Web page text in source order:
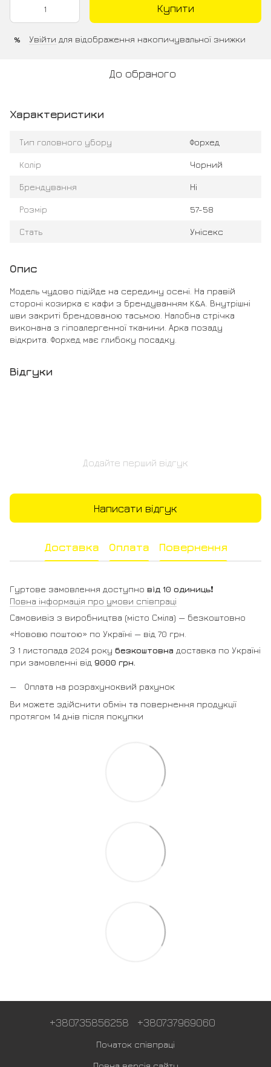
Купити
% Увійти для відображення накопичувальної знижки
До обраного
Характеристики
Тип головного убору Форхед
Колір Чорний
Брендування Ні
Розмір 57-58
Стать Унісекс
Опис
Модель чудово підійде на середину осені. На правій
стороні козирка є кафи з брендуванням K&A. Внутрішні
шви закриті брендованою тасьмою. Налобна стрічка
виконана з гіпоалергенної тканини. Арка позаду
відкрита. Форхед має глибоку посадку.
Відгуки
Додайте перший відгук
Написати відгук
Доставка Оплата Повернення
Гуртове замовлення доступно від 10 одиниць❗️
Повна інформація про умови співпраці
Самовивіз з виробництва (місто Сміла) — безкоштовно
«Нововю поштою» по Україні — від 70 грн.
З 1 листопада 2024 року безкоштовна доставка по Україні
при замовленні від 9000 грн.
Оплата на розрахуноквий рахунок
Ви можете здійснити обмін та повернення продукції
протягом 14 днів після покупки
+380735856258 +380737969060
Початок співпраці